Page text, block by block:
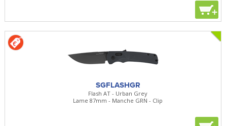
+
SGFLASHGR
Flash AT - Urban Grey
Lame 87mm - Manche GRN - Clip